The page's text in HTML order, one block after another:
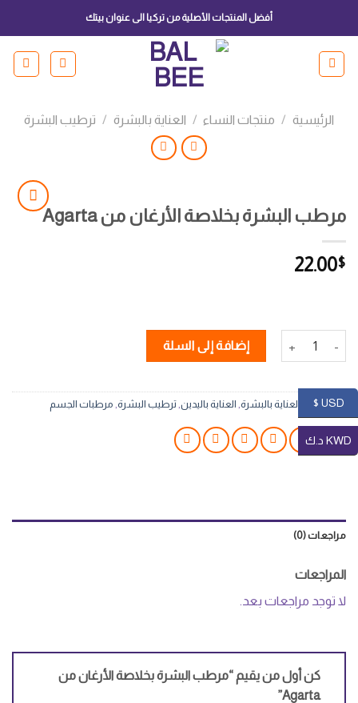
content
أفضل المنتجات الأصلية من تركيا الى عنوان بيتك
الرئيسية / منتجات النساء / العناية بالبشرة / ترطيب البشرة
مرطب البشرة بخلاصة الأرغان من Agarta
22.00$
كمية مرطب البشرة بخلاصة الأرغان من Agarta
إضافة إلى السلة
التصنيفات: العناية بالبشرة العناية باليدين ترطيب البشرة مرطبات الجسم
مراجعات (0)
المراجعات
لا توجد مراجعات بعد.
كن أول من يقيم “مرطب البشرة بخلاصة الأرغان من
Agarta”
USD $
KWD د.ك